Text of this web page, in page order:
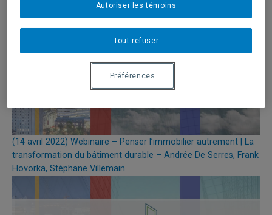
(14 avril 2022) Webinaire – Penser l’immobilier autrement | La
transformation du bâtiment durable – Andrée De Serres, Frank
Hovorka, Stéphane Villemain
Tout refuser
Autoriser les témoins
Préférences